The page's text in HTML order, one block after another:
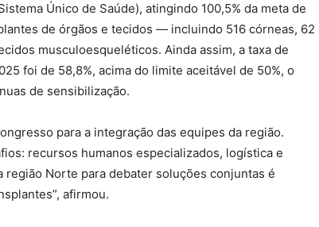
Único de Saúde), atingindo 100,5% da meta de
de órgãos e tecidos — incluindo 516 córneas, 62
musculoesqueléticos. Ainda assim, a taxa de
foi de 58,8%, acima do limite aceitável de 50%, o
de sensibilização.
para a integração das equipes da região.
recursos humanos especializados, logística e
Norte para debater soluções conjuntas é
afirmou.